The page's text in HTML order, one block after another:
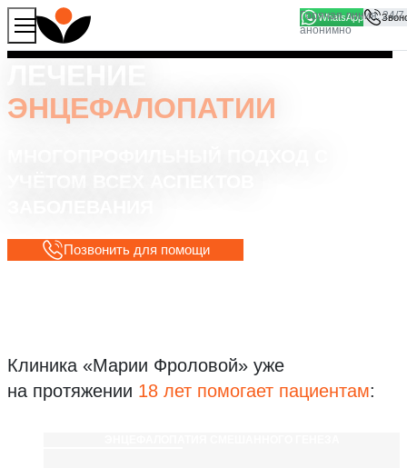
WhatsApp
ЭНЦЕФАЛОПАТИИ
Позвонить для помощи
Клиника «Марии Фроловой» уже
на протяжении 18 лет помогает пациентам:
Продолжая работу с сайтом, вы соглашаетесь на то, что
мы используем файлы
Хорошо